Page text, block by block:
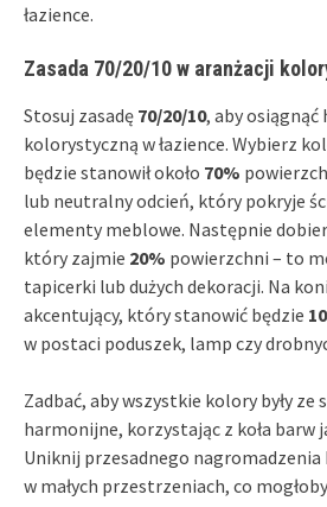
łazience.
Zasada 70/20/10 w aranżacji
Stosuj zasadę 70/20/10, aby
kolorystyczną w łazience. Wybierz
będzie stanowił około 70%
lub neutralny odcień, który pokryje
elementy meblowe. Następnie
który zajmie 20% powierzchni – to
tapicerki lub dużych dekoracji. Na
akcentujący, który stanowić będzie
w postaci poduszek, lamp czy
Zadbać, aby wszystkie kolory były ze
harmonijne, korzystając z koła barw
Uniknij przesadnego
w małych przestrzeniach, co